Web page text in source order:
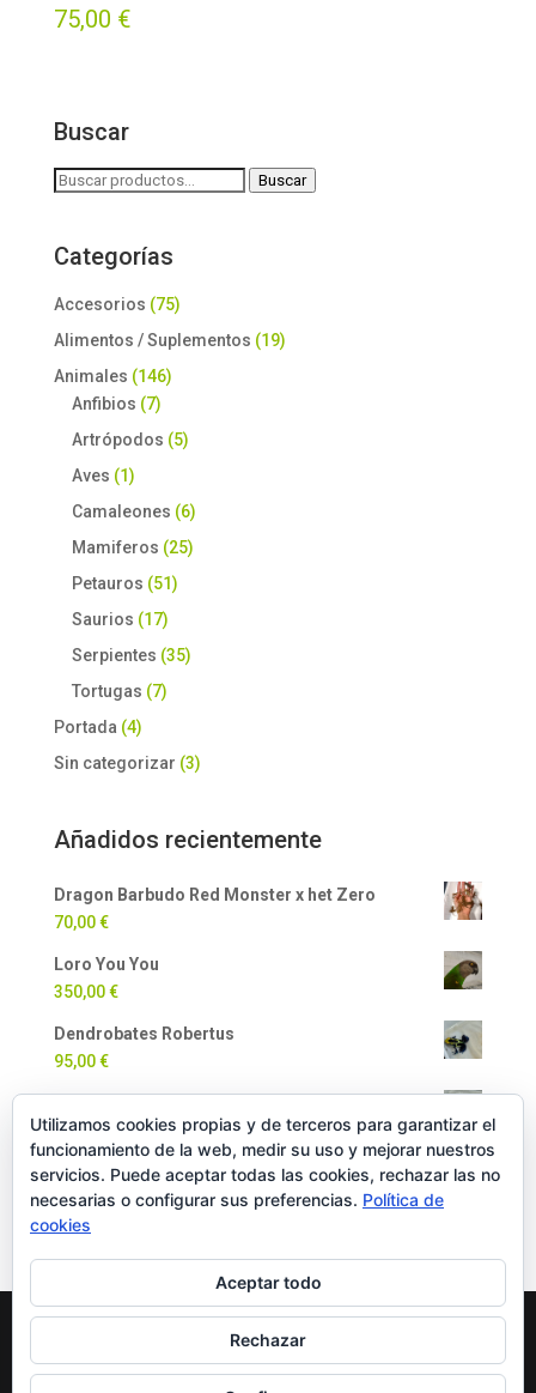
Valorado
con
75,00 €
Buscar
Buscar
Buscar
Categorías
Accesorios (75)
Alimentos / Suplementos (19)
Animales (146)
Anfibios (7)
Artrópodos (5)
Aves (1)
Camaleones (6)
Mamiferos (25)
Petauros (51)
Saurios (17)
Serpientes (35)
Tortugas (7)
Portada (4)
Sin categorizar (3)
Añadidos recientemente
Dragon Barbudo Red Monster x het Zero
70,00€
Loro You You
350,00€
Dendrobates Robertus
95,00€
90,00€
Milpiés Gigante
35,00€
Copyright Oficial © 2022 EXOTICPANIMALS |Política
Utilizamos cookies propias y de terceros para garantizar el
funcionamiento de la web, medir su uso y mejorar nuestros
servicios. Puede aceptar todas las cookies, rechazar las no
necesarias o configurar sus preferencias. Política de
cookies
Aceptar todo
Rechazar